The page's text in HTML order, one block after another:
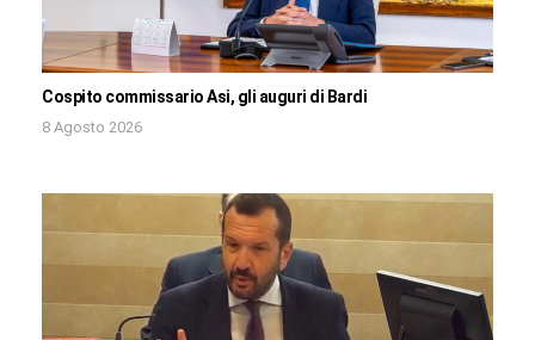
Cospito commissario Asi, gli auguri di Bardi
8 Agosto 2026